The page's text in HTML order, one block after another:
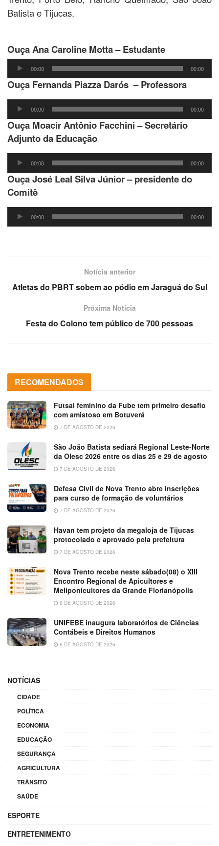
Batista e Tijucas.
Ouça Ana Caroline Motta – Estudante
Tocador
de
áudio
00:00 00:00
Ouça Fernanda Piazza Darós – Professora
Tocador
de
áudio
00:00 00:00
Ouça Moacir Antônio Facchini – Secretário
Adjunto da Educação
Tocador
de
áudio
00:00 00:00
Ouça José Leal Silva Júnior – presidente do
Comitê
Tocador
de
00:00 00:00
Notícia anterior
Atletas do PBRT sobem ao pódio em Jaraguá do Sul
Próxima Notícia
Festa do Colono tem público de 700 pessoas
RECOMENDADOS
Futsal feminino da Fube tem primeiro desafio
com amistoso em Botuverá
7 DE AGOSTO DE 2026
São João Batista sediará Regional Leste-Norte
da Olesc 2026 entre os dias 25 e 29 de agosto
7 DE AGOSTO DE 2026
Defesa Civil de Nova Trento abre inscrições
para curso de formação de voluntários
7 DE AGOSTO DE 2026
Havan tem projeto da megaloja de Tijucas
protocolado e aprovado pela prefeitura
7 DE AGOSTO DE 2026
Nova Trento recebe neste sábado(08) o XIII
Encontro Regional de Apicultores e
Meliponicultores da Grande Florianópolis
6 DE AGOSTO DE 2026
UNIFEBE inaugura laboratórios de Ciências
Contábeis e Direitos Humanos
6 DE AGOSTO DE 2026
NOTÍCIAS
CIDADE
POLÍTICA
ECONOMIA
EDUCAÇÃO
SEGURANÇA
AGRICULTURA
TRÂNSITO
SAÚDE
ESPORTE
ENTRETENIMENTO